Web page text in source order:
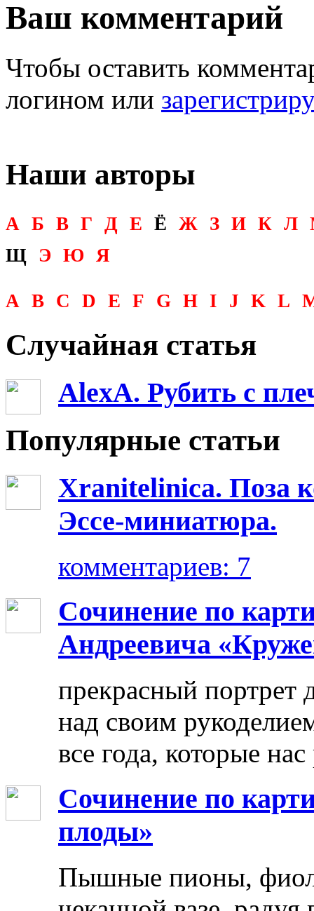
Ваш комментарий
Чтобы оставить
логином или
Наши авторы
А Б В Г Д Е Ё Ж З И К Л
Щ Э Ю Я
A B C D E F G H I J K L
Случайная статья
AlexA. Рубить с
Популярные статьи
Xranitelinica. Поза
Эссе-миниатюра.
комментариев: 7
Сочинение по
Андреевича
прекрасный портрет
над своим
все года, которые
Сочинение по
плоды»
Пышные пионы,